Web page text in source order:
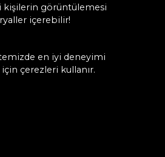
kişilerin görüntülemesi
içerebilir!
en iyi deneyimi
için çerezleri kullanır.